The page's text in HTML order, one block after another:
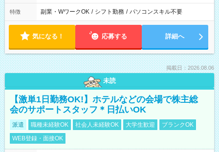
特徴 副業・WワークOK / シフト勤務 / パソコンスキル不要
気になる！ 応募する 詳細へ
掲載日：2026.08.06
未読
【激単1日勤務OK!】ホテルなどの会場で株主総
会のサポートスタッフ＊日払いOK
派遣 職種未経験OK 社会人未経験OK 大学生歓迎
ブランクOK
WEB登録・面接OK